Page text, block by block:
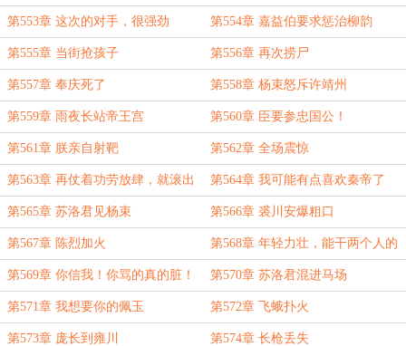
漏！
第553章 这次的对手，很强劲 第554章 嘉益伯要求惩治柳韵
第555章 当街抢孩子 第556章 再次捞尸
第557章 奉庆死了 第558章 杨束怒斥许靖州
第559章 雨夜长站帝王宫 第560章 臣要参忠国公！
第561章 朕亲自射靶 第562章 全场震惊
第563章 再仗着功劳放肆，就滚出
会宁！
第564章 我可能有点喜欢秦帝了
第565章 苏洛君见杨束 第566章 裘川安爆粗口
第567章 陈烈加火 第568章 年轻力壮，能干两个人的
活
第569章 你信我！你骂的真的脏！ 第570章 苏洛君混进马场
第571章 我想要你的佩玉 第572章 飞蛾扑火
第573章 庞长到雍川 第574章 长枪丢失